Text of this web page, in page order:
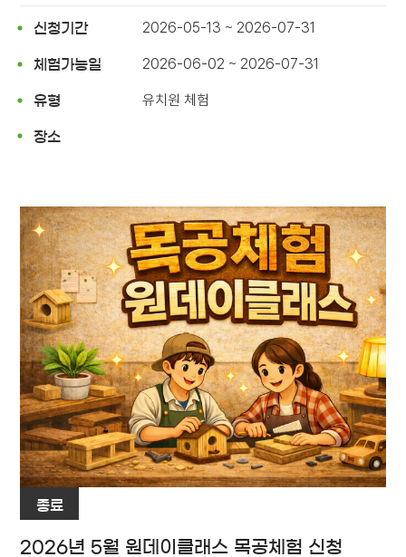
신청기간 2026-05-13 ~ 2026-07-31
체험가능일 2026-06-02 ~ 2026-07-31
유형 유치원 체험
장소
종료
2026년 5월 원데이클래스 목공체험 신청